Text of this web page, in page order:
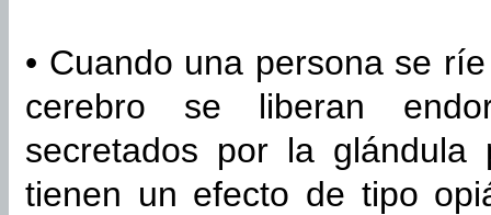
• Cuando una persona se
cerebro se liberan
secretados por la glándula
tienen un efecto de tipo